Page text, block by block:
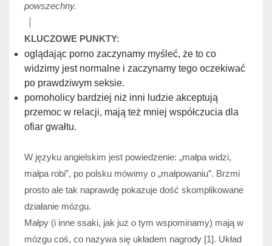
powszechny.
KLUCZOWE PUNKTY:
oglądając porno zaczynamy myśleć, że to co
widzimy jest normalne i zaczynamy tego oczekiwać
po prawdziwym seksie.
pornoholicy bardziej niż inni ludzie akceptują
przemoc w relacji, mają też mniej współczucia dla
ofiar gwałtu.
W języku angielskim jest powiedzenie: „małpa widzi,
małpa robi”, po polsku mówimy o „małpowaniu”. Brzmi
prosto ale tak naprawdę pokazuje dość skomplikowane
działanie mózgu.
Małpy (i inne ssaki, jak już o tym wspominamy) mają w
mózgu coś, co nazywa się układem nagrody [1]. Układ